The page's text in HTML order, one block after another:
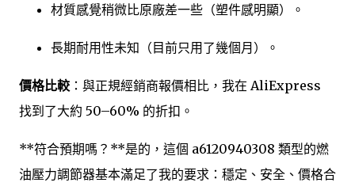
材質感覺稍微比原廠差一些（塑件感明顯）。
長期耐用性未知（目前只用了幾個月）。
價格比較 ：與正規經銷商報價相比，我在 AliExpress
找到了大約 50–60% 的折扣。
**符合預期嗎？**是的，這個 a6120940308 類型的燃
油壓力調節器基本滿足了我的要求：穩定、安全、價格合